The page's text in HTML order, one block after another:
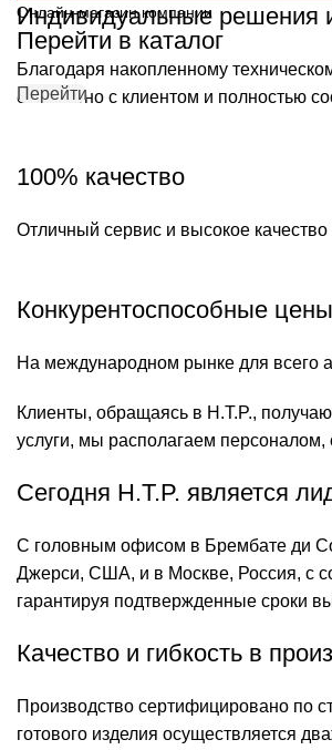
Онлайн-магазин компании
Перейти в каталог
Перейти
Индивидуальные решения
Благодаря накопленному
совместно с клиентом и полностью
100% качество
Отличный сервис и высокое качество
Конкурентоспособные цены
На международном рынке для всего
Клиенты, обращаясь в H.T.P.,
услуги, мы располагаем персоналом,
Сегодня H.T.P. является
С головным офисом в Брембате ди
Джерси, США, и в Москве, Россия, с
гарантируя подтвержденные сроки
Качество и гибкость в
Производство сертифицировано по
готового изделия осуществляется